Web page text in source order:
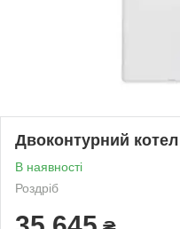
Двоконтурний
В наявності
Роздріб